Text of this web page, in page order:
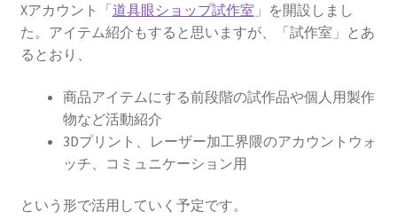
Xアカウント「道具眼ショップ試作室 」を開設しまし
た。アイテム紹介もすると思いますが、「試作室」とあ
るとおり、
商品アイテムにする前段階の試作品や個人用製作
物など活動紹介
3Dプリント、レーザー加工界隈のアカウントウォ
ッチ、コミュニケーション用
という形で活用していく予定です。